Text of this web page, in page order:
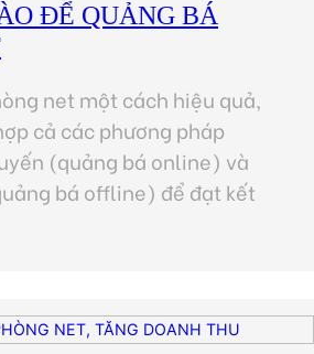
ĐỂ QUẢNG BÁ
net một cách hiệu quả,
cả các phương pháp
(quảng bá online) và
bá offline) để đạt kết